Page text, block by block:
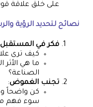
على خلق علاقة
نصائح لتحديد الرؤية
فكر في المستقبل
كيف ترى
ما هي
الصناعة؟
تجنب الغموض:
كن واضحاً
سوء فهم